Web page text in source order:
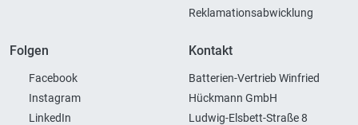
Reklamationsabwicklung
Folgen
Facebook
Instagram
LinkedIn
Kontakt
Batterien-Vertrieb Winfried
Hückmann GmbH
Ludwig-Elsbett-Straße 8